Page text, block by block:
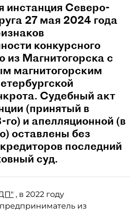
инстанция Северо-
27 мая 2024 года
конкурсного
из Магнитогорска с
магнитогорским
Судебный акт
(принятый в
и апелляционной (в
оставлены без
последний
суд.
, в 2022 году
из